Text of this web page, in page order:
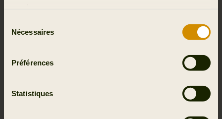
Nécessaires
Préférences
Statistiques